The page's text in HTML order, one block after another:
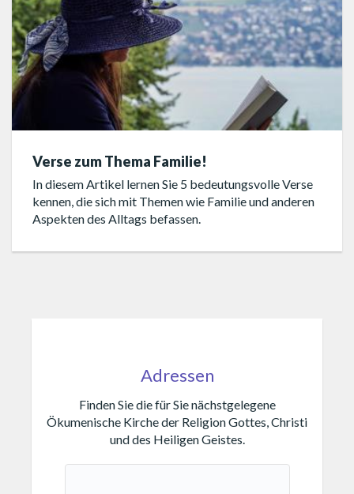
Verse zum Thema Familie!
In diesem Artikel lernen Sie 5 bedeutungsvolle Verse
kennen, die sich mit Themen wie Familie und anderen
Aspekten des Alltags befassen.
Adressen
Finden Sie die für Sie nächstgelegene
Ökumenische Kirche der Religion Gottes, Christi
und des Heiligen Geistes.